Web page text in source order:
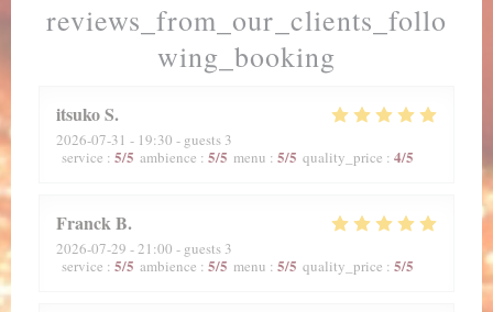
reviews_from_our_clients_follo
wing_booking
itsukoS
2026-07-31 - 19:30 - guests 3
service : 5/5 ambience : 5/5 menu : 5/5 quality_price : 4/5
FranckB
2026-07-29 - 21:00 - guests 3
service : 5/5 ambience : 5/5 menu : 5/5 quality_price : 5/5